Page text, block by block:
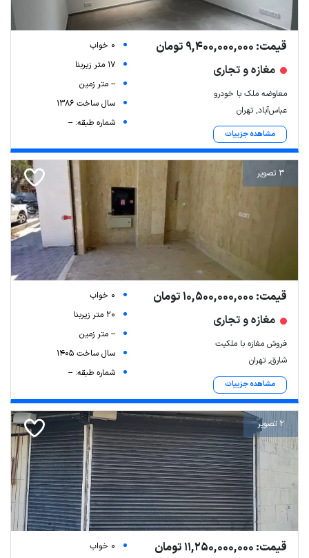
قیمت: 9,400,000,000 تومان
مغازه و تجاری
معاوضه ملک با خودرو
عباس‌آباد, تهران
مشاهده جزییات
0 خواب
17 متر زیربنا
-- متر زمین
سال ساخت 1386
شماره طبقه: --
3 تصویر
قیمت: 10,500,000,000 تومان
مغازه و تجاری
فروش مغازه با ملکیت
شارق, تهران
مشاهده جزییات
0 خواب
20 متر زیربنا
-- متر زمین
سال ساخت 1405
شماره طبقه: --
2 تصویر
قیمت: 11,250,000,000 تومان
0 خواب